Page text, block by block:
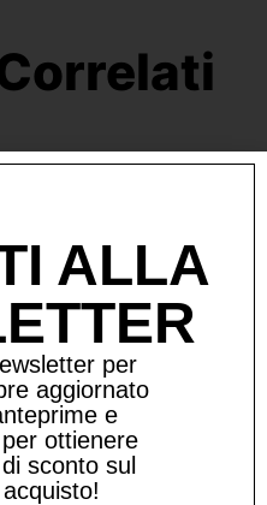
ALLA
per
aggiornato
e
ottienere
sconto sul